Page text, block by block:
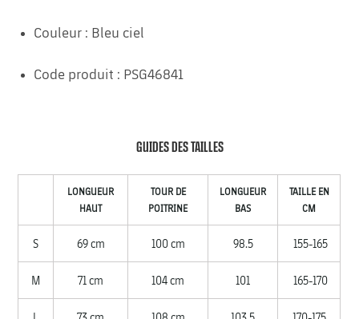
Couleur : Bleu ciel
Code produit : PSG46841
GUIDES DES TAILLES
LONGUEUR
HAUT
TOUR DE
POITRINE
LONGUEUR
BAS
TAILLE EN
CM
S 69 cm 100 cm 98.5 155-165
M 71 cm 104 cm 101 165-170